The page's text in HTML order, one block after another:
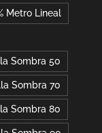
Metro Lineal
Sombra 50
Sombra 70
Sombra 80